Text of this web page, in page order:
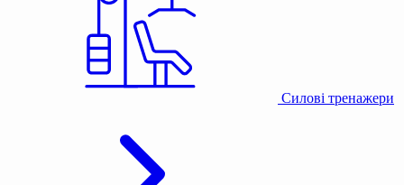
Силові тренажери